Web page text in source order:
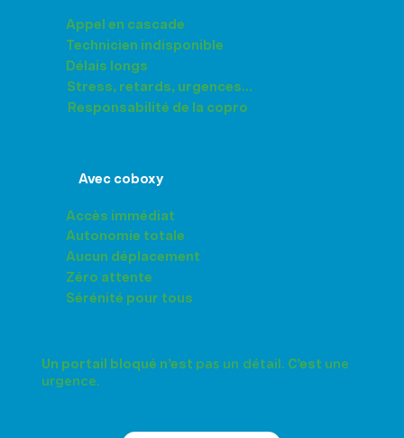
Avec coboxy
Accès immédiat
Autonomie totale
Aucun déplacement
Zéro attente
Sérénité pour tous
Appel en cascade
Technicien indisponible
Délais longs
Stress, retards, urgences...
Responsabilité de la copro
Un portail bloqué n’est pas un détail. C’est une
urgence.